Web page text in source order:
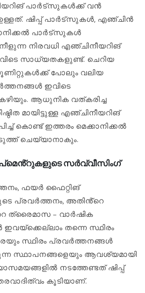
പാർട്സുകൾക്ക് വൻ
ഷിപ്പ് പാർട്സുകൾ, എഞ്ചിൻ
പാർട്സുകൾ
നിരവധി എഞ്ചിനീയറിങ്
സാധ്യതകളുണ്ട്. ചെറിയ
പോലും വലിയ
ഇവിടെ
ആധുനിക വത്കരിച്ച
മായിട്ടുള്ള എഞ്ചിനീയറിങ്
കൊണ്ട് ഇത്തരം മെക്കാനിക്കൽ
ചെയ്യാനാകും.
ൻ്റുകളുടെ സർവ്വീസിംഗ്
ഫയർ ഫൈറ്റിങ്
പ്രവർത്തനം, അതിൻ്റെ
ത്രൈമാസ – വാർഷിക
തന്നെ സ്ഥിരം
സ്ഥിരം പ്രവർത്തനങ്ങൾ
സ്ഥാപനങ്ങളെയും ആവശ്യമായി
നടത്തേണ്ടത് ഷിപ്പ്
കൂടിയാണ്.